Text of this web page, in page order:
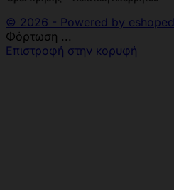
© 2026 - Powered by eshoped
Φόρτωση ...
Επιστροφή στην κορυφή